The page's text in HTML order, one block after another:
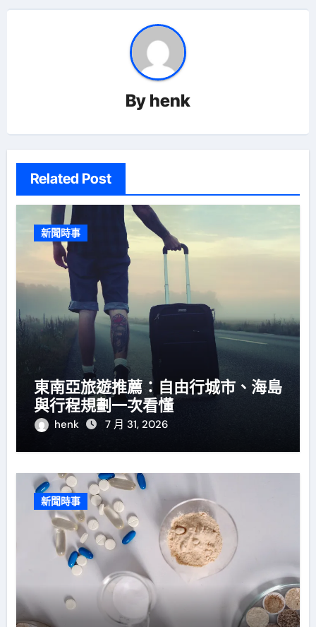
By henk
Related Post
新聞時事
東南亞旅遊推薦：自由行城市、海島
與行程規劃一次看懂
henk 7 月 31, 2026
新聞時事